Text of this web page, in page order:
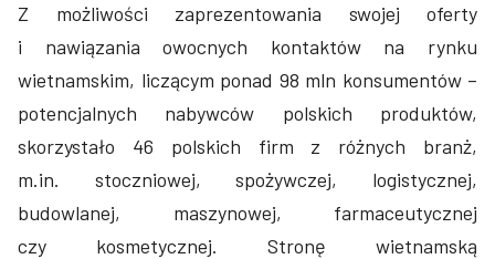
Z możliwości zaprezentowania swojej oferty
i nawiązania owocnych kontaktów na rynku
wietnamskim, liczącym ponad 98 mln konsumentów –
potencjalnych nabywców polskich produktów,
skorzystało 46 polskich firm z różnych branż,
m.in. stoczniowej, spożywczej, logistycznej,
budowlanej, maszynowej, farmaceutycznej
czy kosmetycznej. Stronę wietnamską